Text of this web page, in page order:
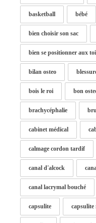
basketball bébé
bien choisir son sac
bien se positionner aux
bilan osteo
bois le roi bon
brachycéphalie
cabinet médical
calmage cordon tardif
canal d'alcock
canal lacrymal bouché
capsulite capsulite